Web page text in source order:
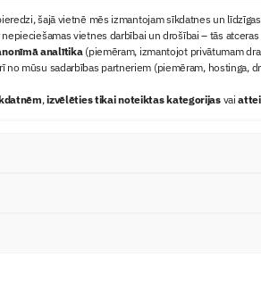
šajā vietnē mēs izmantojam sīkdatnes un
vietnes darbībai un drošībai – tās
analītika(piemēram, izmantojot privātumam
no mūsu sadarbības partneriem (piemēram, hostinga,
,izvēlēties tikai noteiktas kategorijasvai